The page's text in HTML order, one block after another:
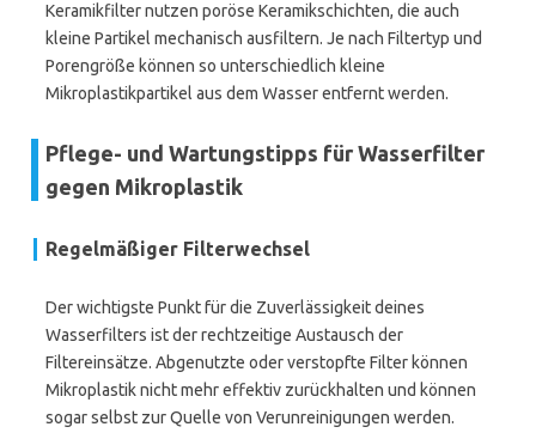
Keramikfilter nutzen poröse Keramikschichten, die auch
kleine Partikel mechanisch ausfiltern. Je nach Filtertyp und
Porengröße können so unterschiedlich kleine
Mikroplastikpartikel aus dem Wasser entfernt werden.
Pflege- und Wartungstipps für Wasserfilter
gegen Mikroplastik
Regelmäßiger Filterwechsel
Der wichtigste Punkt für die Zuverlässigkeit deines
Wasserfilters ist der rechtzeitige Austausch der
Filtereinsätze. Abgenutzte oder verstopfte Filter können
Mikroplastik nicht mehr effektiv zurückhalten und können
sogar selbst zur Quelle von Verunreinigungen werden.